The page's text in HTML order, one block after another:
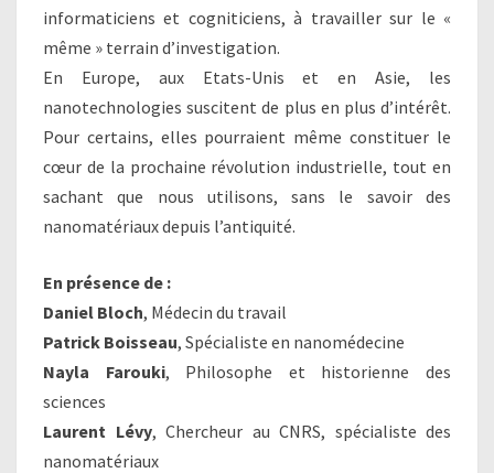
informaticiens et cogniticiens, à travailler sur le «
même » terrain d’investigation.
En Europe, aux Etats-Unis et en Asie, les
nanotechnologies suscitent de plus en plus d’intérêt.
Pour certains, elles pourraient même constituer le
cœur de la prochaine révolution industrielle, tout en
sachant que nous utilisons, sans le savoir des
nanomatériaux depuis l’antiquité.
En présence de :
Daniel Bloch, Médecin du travail
Patrick Boisseau, Spécialiste en nanomédecine
Nayla Farouki, Philosophe et historienne des
sciences
Laurent Lévy, Chercheur au CNRS, spécialiste des
nanomatériaux